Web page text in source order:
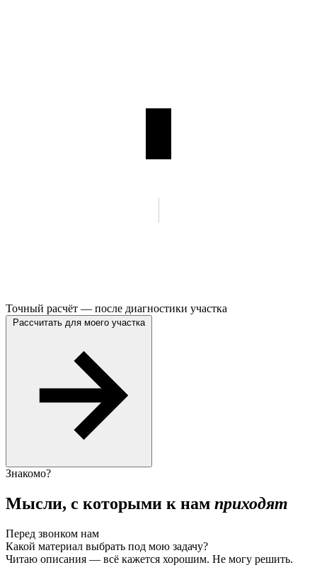
Точный расчёт — после диагностики участка
Рассчитать для моего участка
Знакомо?
Мысли, с которыми к нам приходят
Перед звонком нам
Какой материал выбрать под мою задачу?
Читаю описания — всё кажется хорошим. Не могу решить.